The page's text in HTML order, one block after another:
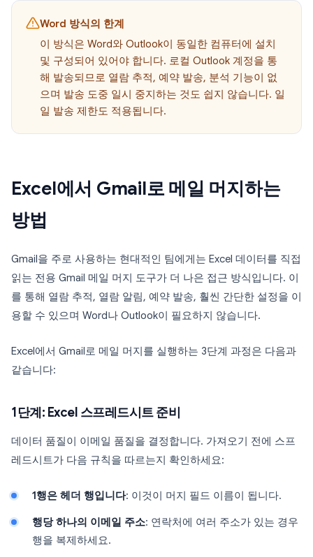
Word 방식의 한계
이 방식은 Word와 Outlook이 동일한 컴퓨터에 설치
및 구성되어 있어야 합니다. 로컬 Outlook 계정을 통
해 발송되므로 열람 추적, 예약 발송, 분석 기능이 없
으며 발송 도중 일시 중지하는 것도 쉽지 않습니다. 일
일 발송 제한도 적용됩니다.
Excel에서 Gmail로 메일 머지하는
방법
Gmail을 주로 사용하는 현대적인 팀에게는 Excel 데이터를 직접
읽는 전용 Gmail 메일 머지 도구가 더 나은 접근 방식입니다. 이
를 통해 열람 추적, 열람 알림, 예약 발송, 훨씬 간단한 설정을 이
용할 수 있으며 Word나 Outlook이 필요하지 않습니다.
Excel에서 Gmail로 메일 머지를 실행하는 3단계 과정은 다음과
같습니다:
1단계: Excel 스프레드시트 준비
데이터 품질이 이메일 품질을 결정합니다. 가져오기 전에 스프
레드시트가 다음 규칙을 따르는지 확인하세요:
1행은 헤더 행입니다: 이것이 머지 필드 이름이 됩니다.
행당 하나의 이메일 주소: 연락처에 여러 주소가 있는 경우
행을 복제하세요.